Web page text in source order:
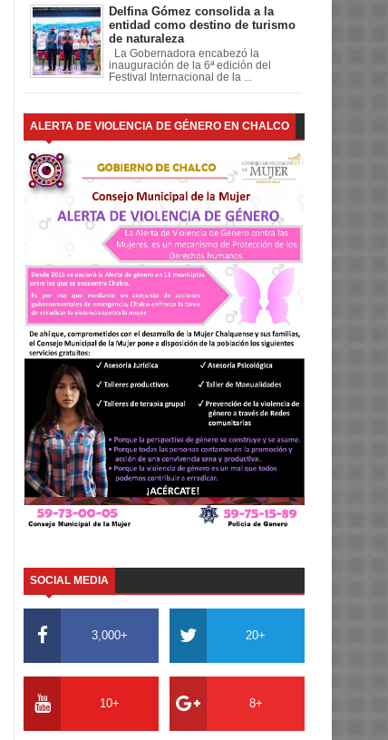
Delfina Gómez consolida a la
entidad como destino de turismo
de naturaleza
La Gobernadora encabezó la
inauguración de la 6ª edición del
Festival Internacional de la ...
ALERTA DE VIOLENCIA DE GÉNERO EN CHALCO
SOCIAL MEDIA
3,000+ 20+
10+ 8+